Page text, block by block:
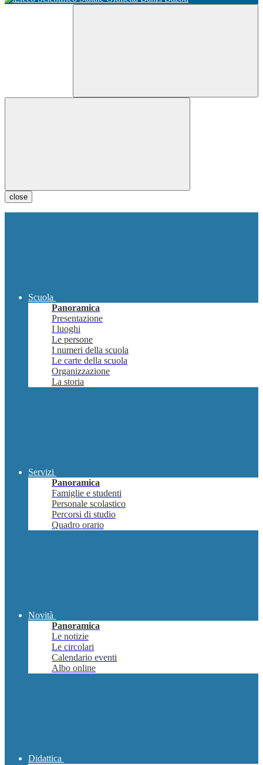
close
Scuola
Panoramica
Presentazione
I luoghi
Le persone
I numeri della scuola
Le carte della scuola
Organizzazione
La storia
Servizi
Panoramica
Famiglie e studenti
Personale scolastico
Percorsi di studio
Quadro orario
Novità
Panoramica
Le notizie
Le circolari
Calendario eventi
Albo online
Didattica